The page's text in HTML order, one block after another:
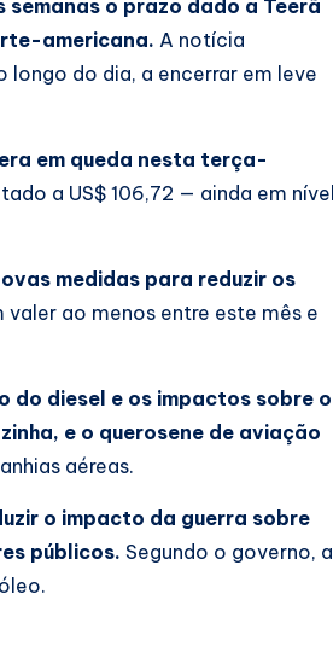
semanas o prazo dado a Teerã
americana. A notícia
longo do dia, a encerrar em leve
em queda nesta terça-
a US$ 106,72 — ainda em nível
medidas para reduzir os
valer ao menos entre este mês e
do diesel e os impactos sobre o
e o querosene de aviação
aéreas.
o impacto da guerra sobre
públicos. Segundo o governo, a